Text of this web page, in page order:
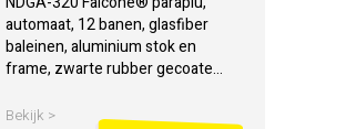
automaat, 12 banen, glasfiber
baleinen, aluminium stok en
frame, zwarte rubber gecoate...
Bekijk >